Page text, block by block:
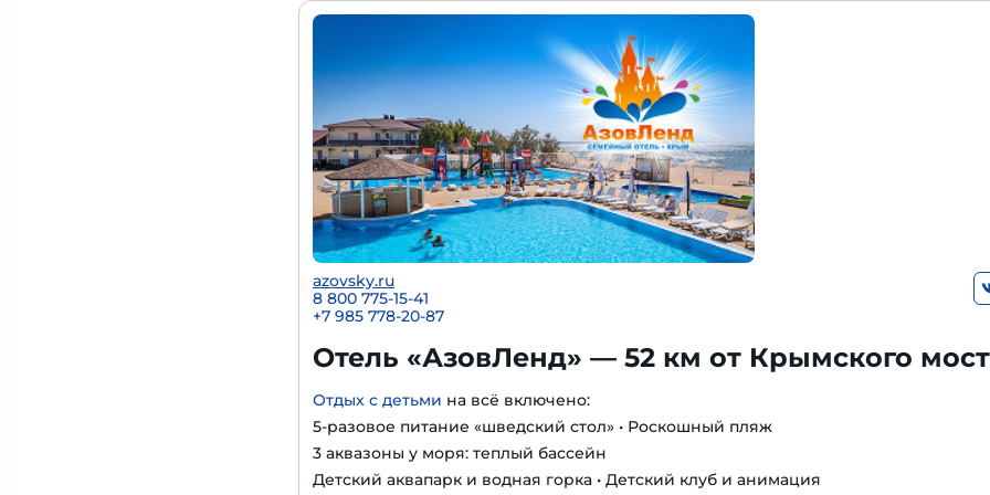
azovsky.ru
8 800 775-15-41
+7 985 778-20-87
Отель «АзовЛенд» — 52 км от Крымского
Отдых с детьми на всё включено:
5-разовое питание «шведский стол» • Роскошный пляж
3 аквазоны у моря: теплый бассейн
Детский аквапарк и водная горка • Детский клуб и анимация